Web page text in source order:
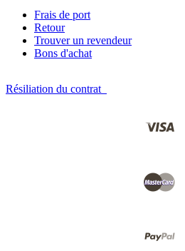
Frais de port
Retour
Trouver un revendeur
Bons d'achat
Résiliation du contrat